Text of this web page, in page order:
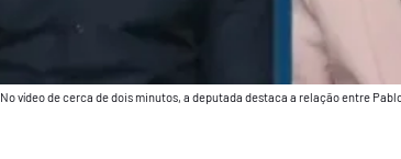
No vídeo de cerca de dois minutos, a deputada destaca a relação entre